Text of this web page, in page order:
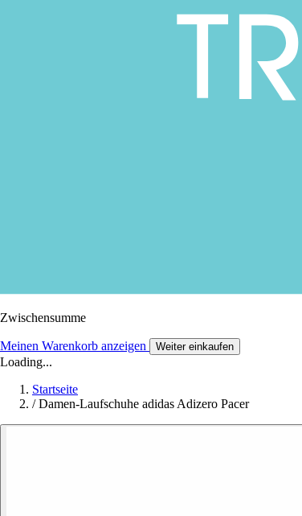
Zwischensumme
Meinen Warenkorb anzeigen Weiter einkaufen
Loading...
Startseite
/ Damen-Laufschuhe adidas Adizero Pacer